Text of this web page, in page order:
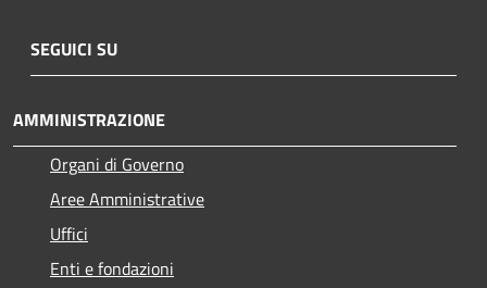
SEGUICI SU
AMMINISTRAZIONE
Organi di Governo
Aree Amministrative
Uffici
Enti e fondazioni